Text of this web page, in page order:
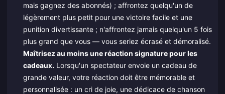
mais gagnez des abonnés) ; affrontez quelqu'un de
légèrement plus petit pour une victoire facile et une
punition divertissante ; n'affrontez jamais quelqu'un 5 fois
plus grand que vous — vous seriez écrasé et démoralisé.
Maîtrisez au moins une réaction signature pour les
cadeaux. Lorsqu'un spectateur envoie un cadeau de
grande valeur, votre réaction doit être mémorable et
personnalisée : un cri de joie, une dédicace de chanson